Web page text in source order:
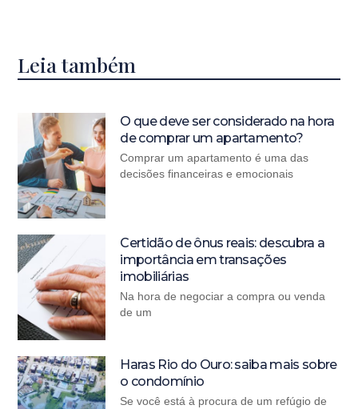
Leia também
O que deve ser considerado na hora
de comprar um apartamento?
Comprar um apartamento é uma das
decisões financeiras e emocionais
Certidão de ônus reais: descubra a
importância em transações
imobiliárias
Na hora de negociar a compra ou venda
de um
Haras Rio do Ouro: saiba mais sobre
o condomínio
Se você está à procura de um refúgio de